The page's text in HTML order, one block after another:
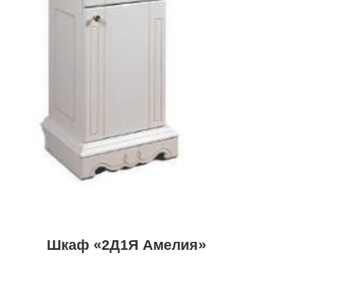
Шкаф «2Д1Я Амелия»